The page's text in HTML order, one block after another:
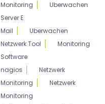
Monitoring
Uberwachen
Server E
Mail
Uberwachen
Netzwerk Tool
Monitoring
Software
nagios
Netzwerk
Monitoring
Netzwerk
Monitoring